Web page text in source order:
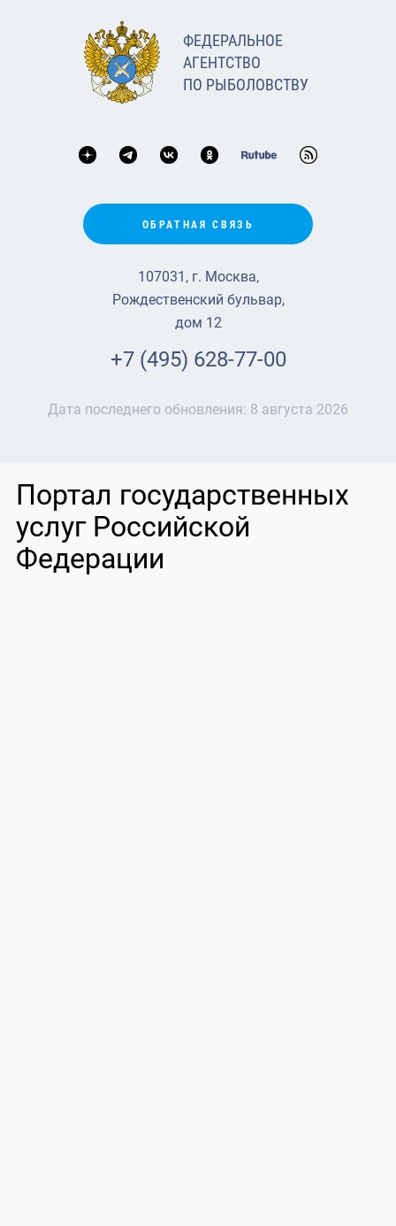
ФЕДЕРАЛЬНОЕ
АГЕНТСТВО
ПО РЫБОЛОВСТВУ
ОБРАТНАЯ СВЯЗЬ
107031, г. Москва,
Рождественский бульвар,
дом 12
+7 (495) 628-77-00
Дата последнего обновления: 8 августа 2026
Портал государственных
услуг Российской
Федерации